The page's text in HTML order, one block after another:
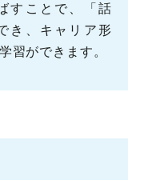
すことで、「話
き、キャリア形
習ができます。